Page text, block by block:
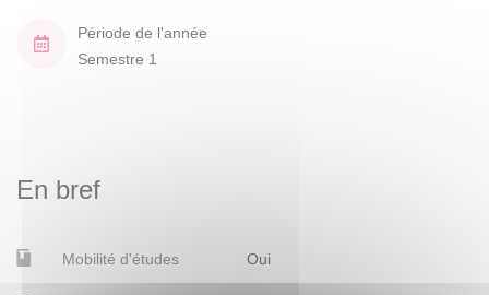
Période de l'année
Semestre 1
En bref
Mobilité d'études Oui